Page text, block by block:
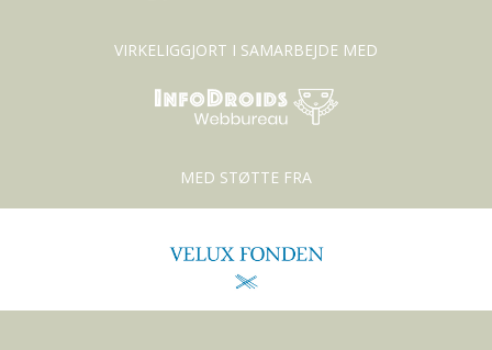
VIRKELIGGJORT I SAMARBEJDE MED
MED STØTTE FRA